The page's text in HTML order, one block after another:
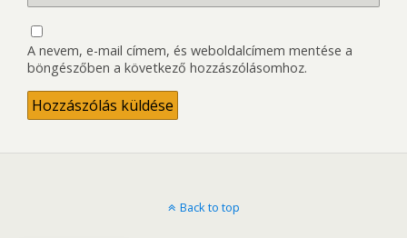
A nevem, e-mail címem, és weboldalcímem mentése a
böngészőben a következő hozzászólásomhoz.
Back to top